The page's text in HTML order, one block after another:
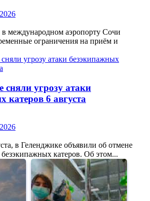
международном аэропорту Сочи
ограничения на приём и
сняли угрозу атаки
катеров 6 августа
в Геленджике объявили об отмене
безэкипажных катеров. Об этом...